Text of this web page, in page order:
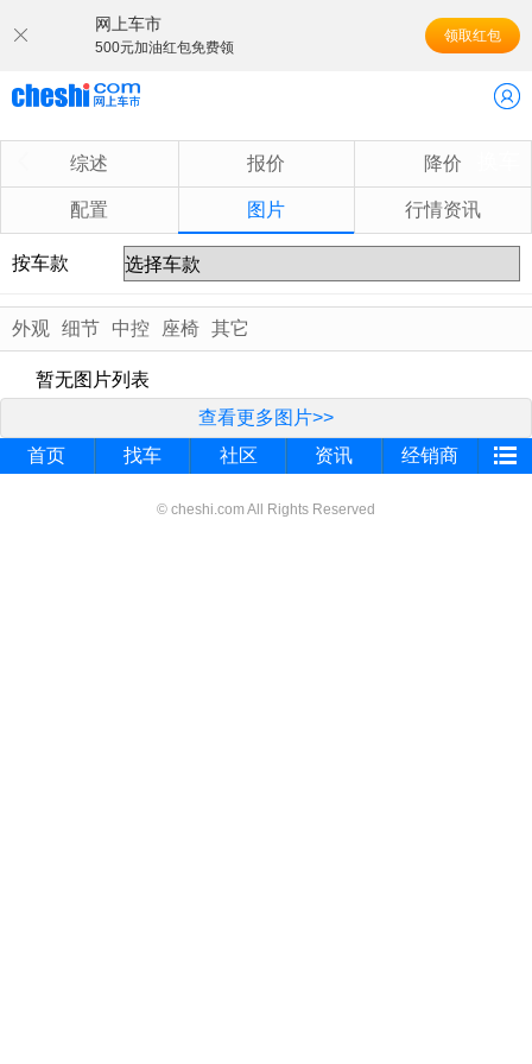
网上车市
500元加油红包免费领
领取红包
综述 报价 降价
配置 图片 行情资讯
按车款
外观 细节 中控 座椅 其它
暂无图片列表
查看更多图片>>
首页
找车 社区 资讯 经销商
© cheshi.com All Rights Reserved